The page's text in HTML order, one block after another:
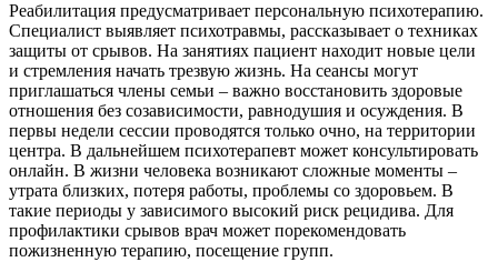
Реабилитация предусматривает персональную психотерапию.
Специалист выявляет психотравмы, рассказывает о техниках
защиты от срывов. На занятиях пациент находит новые цели
и стремления начать трезвую жизнь. На сеансы могут
приглашаться члены семьи – важно восстановить здоровые
отношения без созависимости, равнодушия и осуждения. В
первы недели сессии проводятся только очно, на территории
центра. В дальнейшем психотерапевт может консультировать
онлайн. В жизни человека возникают сложные моменты –
утрата близких, потеря работы, проблемы со здоровьем. В
такие периоды у зависимого высокий риск рецидива. Для
профилактики срывов врач может порекомендовать
пожизненную терапию, посещение групп.